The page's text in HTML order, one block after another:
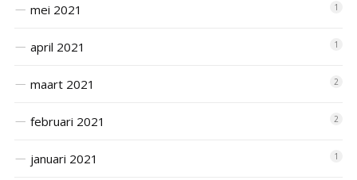
mei 2021 1
april 2021 1
maart 2021 2
februari 2021 2
januari 2021 1